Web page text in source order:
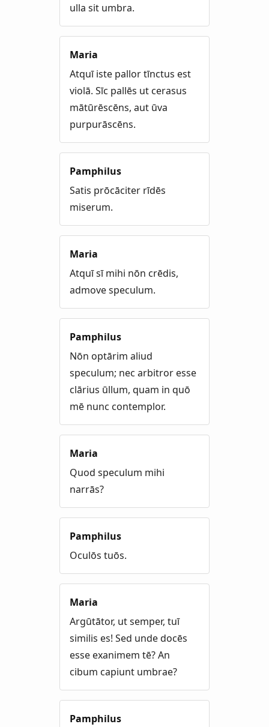
ulla sit umbra.
Maria
Atquī iste pallor tīnctus est
violā. Sīc pallēs ut cerasus
mātūrēscēns, aut ūva
purpurāscēns.
Pamphilus
Satis prōcāciter rīdēs
miserum.
Maria
Atquī sī mihi nōn crēdis,
admove speculum.
Pamphilus
Nōn optārim aliud
speculum; nec arbitror esse
clārius ūllum, quam in quō
mē nunc contemplor.
Maria
Quod speculum mihi
narrās?
Pamphilus
Oculōs tuōs.
Maria
Argūtātor, ut semper, tuī
similis es! Sed unde docēs
esse exanimem tē? An
cibum capiunt umbrae?
Pamphilus